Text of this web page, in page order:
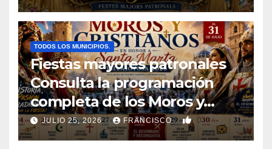
TODOS LOS MUNICIPIOS.
Fiestas mayores patronales
Consulta la programación
completa de los Moros y
Cristianos de Villajoyosa 2026
JULIO 25, 2026 FRANCISCO 0